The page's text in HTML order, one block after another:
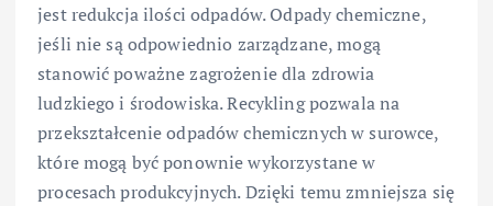
jest redukcja ilości odpadów. Odpady chemiczne,
jeśli nie są odpowiednio zarządzane, mogą
stanowić poważne zagrożenie dla zdrowia
ludzkiego i środowiska. Recykling pozwala na
przekształcenie odpadów chemicznych w surowce,
które mogą być ponownie wykorzystane w
procesach produkcyjnych. Dzięki temu zmniejsza się